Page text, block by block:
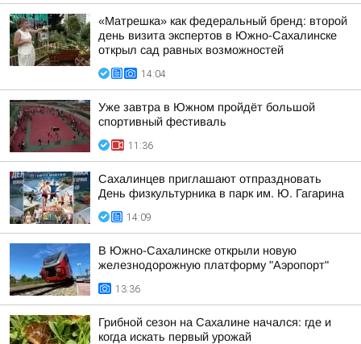
«Матрешка» как федеральный бренд: второй
день визита экспертов в Южно-Сахалинске
открыл сад равных возможностей
14:04
Уже завтра в Южном пройдёт большой
спортивный фестиваль
11:36
Сахалинцев приглашают отпраздновать
День физкультурника в парк им. Ю. Гагарина
14:09
В Южно-Сахалинске открыли новую
железнодорожную платформу "Аэропорт"
13:36
Грибной сезон на Сахалине начался: где и
когда искать первый урожай